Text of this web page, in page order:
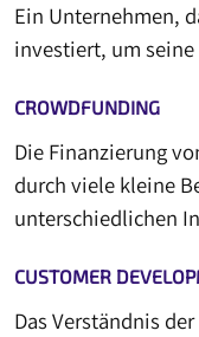
Ein Unternehmen,
investiert, um
CROWDFUNDING
Die Finanzierung
durch viele kleine
unterschiedlichen
CUSTOMER
Das Verständnis